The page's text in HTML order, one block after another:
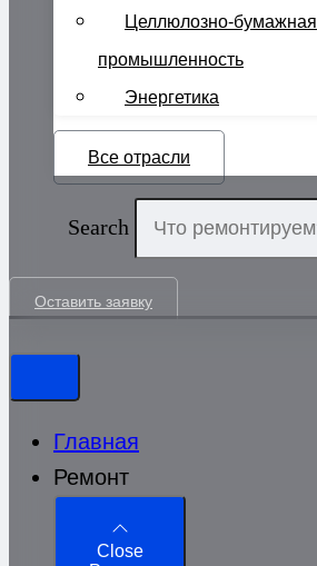
Целлюлозно-бумажная
промышленность
Энергетика
Все отрасли
Search
Оставить заявку
Главная
Ремонт
Close